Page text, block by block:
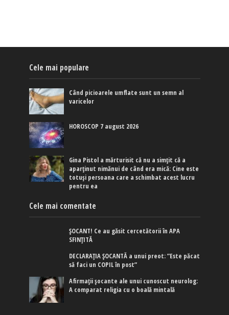
Cele mai populare
Când picioarele umflate sunt un semn al
varicelor
HOROSCOP 7 august 2026
Gina Pistol a mărturisit că nu a simțit că a
aparținut nimănui de când era mică: Cine este
totuși persoana care a schimbat acest lucru
pentru ea
Cele mai comentate
ȘOCANT! Ce au găsit cercetătorii în APA
SFINȚITĂ
DECLARAȚIA ȘOCANTĂ a unui preot: ”Este păcat
să faci un COPIL în post”
Afirmaţii şocante ale unui cunoscut neurolog:
A comparat religia cu o boală mintală